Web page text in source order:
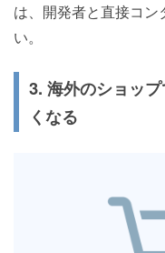
は、開発者と直接コ
い。
3. 海外のショッ
くなる